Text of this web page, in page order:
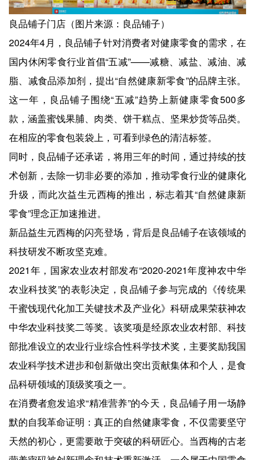
良品铺子门店（图片来源：良品铺子）
2024年4月，良品铺子针对消费者对健康零食的需求，在
国内休闲零食行业首倡“五减”——减糖、减盐、减油、减
脂、减食品添加剂，提出“自然健康新零食”的品牌主张。
这一年，良品铺子围绕“五减”趋势上新健康零食500多
款，涵盖蜜饯果脯、肉类、饼干糕点、坚果炒货等品类。
在相应的零食包装袋上，可看到绿色的清洁标签。
同时，良品铺子还承诺，将用三年的时间，通过持续的技
术创新，去除一切非必要的添加，推动零食行业的健康化
升级，而此次益生元西梅的推出，标志着其“自然健康新
零食”理念正加速推进。
新品益生元西梅的闪亮登场，背后是良品铺子在该领域的
科技研发不断攻坚克难。
2021年，国家农业农村部发布“2020-2021年度神农中华
农业科技奖”的表彰决定，良品铺子参与完成的《传统果
干蜜饯现代化加工关键技术及产业化》科研成果荣获神农
中华农业科技奖二等奖。该奖项是经原农业农村部、科技
部批准设立的农业行业综合性科学技术奖，主要奖励我国
农业科学技术进步和创新做出突出贡献集体和个人，是食
品科研领域的顶级奖项之一。
在消费者愈发追求“精准营养”的今天，良品铺子用一场静
默的自我革命证明：真正的自然健康零食，不仅需要坚守
天然的初心，更需要敢于突破的科研匠心。当西梅的古老